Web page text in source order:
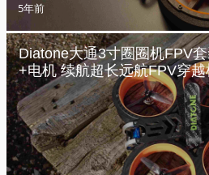
5年前
Diatone大通3寸圈圈机FPV
+电机 续航超长远航FPV穿越